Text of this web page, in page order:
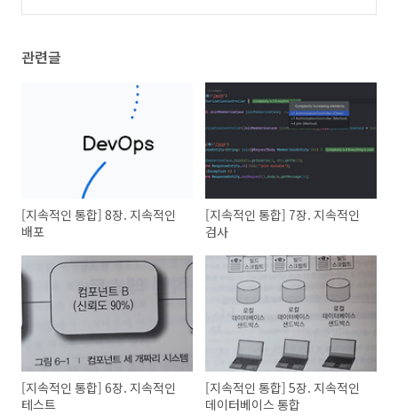
관련글
[지속적인 통합] 8장. 지속적인
배포
[지속적인 통합] 7장. 지속적인
검사
[지속적인 통합] 6장. 지속적인
테스트
[지속적인 통합] 5장. 지속적인
데이터베이스 통합